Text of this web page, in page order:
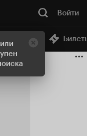
Войти
кинотеатр